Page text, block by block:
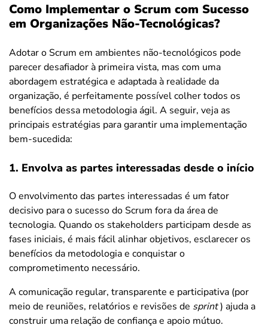
Como Implementar o Scrum com Sucesso
em Organizações Não-Tecnológicas?
Adotar o Scrum em ambientes não-tecnológicos pode
parecer desafiador à primeira vista, mas com uma
abordagem estratégica e adaptada à realidade da
organização, é perfeitamente possível colher todos os
benefícios dessa metodologia ágil. A seguir, veja as
principais estratégias para garantir uma implementação
bem-sucedida:
1. Envolva as partes interessadas desde o início
O envolvimento das partes interessadas é um fator
decisivo para o sucesso do Scrum fora da área de
tecnologia. Quando os stakeholders participam desde as
fases iniciais, é mais fácil alinhar objetivos, esclarecer os
benefícios da metodologia e conquistar o
comprometimento necessário.
A comunicação regular, transparente e participativa (por
meio de reuniões, relatórios e revisões de sprint) ajuda a
construir uma relação de confiança e apoio mútuo.